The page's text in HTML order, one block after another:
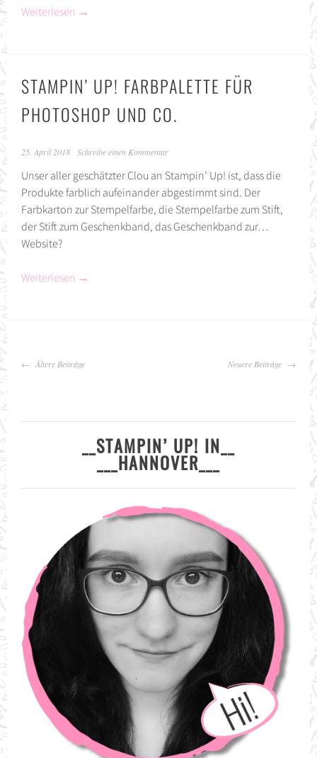
Weiterlesen →
STAMPIN’ UP! FARBPALETTE FÜR
PHOTOSHOP UND CO.
25. April 2018 Schreibe einen Kommentar
Unser aller geschätzter Clou an Stampin’ Up! ist, dass die
Produkte farblich aufeinander abgestimmt sind. Der
Farbkarton zur Stempelfarbe, die Stempelfarbe zum Stift,
der Stift zum Geschenkband, das Geschenkband zur…
Website?
Weiterlesen →
BEITRAGS-
Ältere Beiträge Neuere Beiträge
__STAMPIN’ UP! IN__
___HANNOVER___